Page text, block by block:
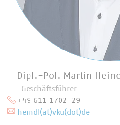
Dipl.-Pol. Martin Heindl
Geschäftsführer
+49 611 1702-29
heindl(at)vku(dot)de